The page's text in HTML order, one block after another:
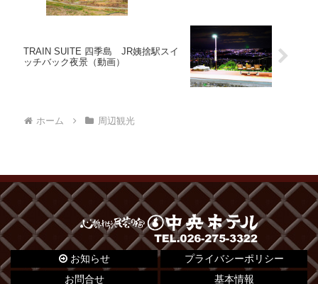
TRAIN SUITE 四季島 JR姨捨駅スイ
ッチバック夜景（動画）
ホーム 周辺観光
お知らせ
プライバシーポリシー
お問合せ
基本情報